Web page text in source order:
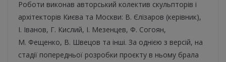
Роботи виконав авторський колектив скульпторів і
архітекторів Києва та Москви: В. Єлізаров (керівник),
І. Іванов, Г. Кислий, І. Мезенцев, Ф. Согоян,
М. Фещенко, В. Швецов та інші. За однією з версій, на
стадії попередньої розробки проєкту в ньому брала